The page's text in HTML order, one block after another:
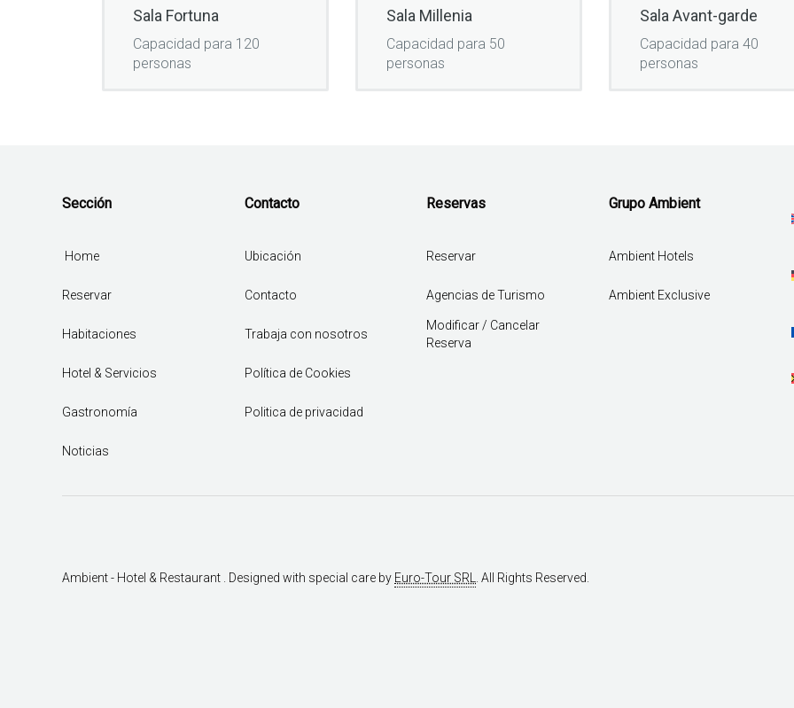
Sala Fortuna
Capacidad para 120
personas
Sala Millenia
Capacidad para 50
personas
Sala Avant-garde
Capacidad para 40
personas
Sección
Home
Reservar
Habitaciones
Hotel & Servicios
Gastronomía
Noticias
Contacto
Ubicación
Contacto
Trabaja con nosotros
Política de Cookies
Politica de privacidad
Reservas
Reservar
Agencias de Turismo
Modificar / Cancelar
Reserva
Grupo Ambient
Ambient Hotels
Ambient Exclusive
Ambient - Hotel & Restaurant . Designed with special care by Euro-Tour SRL . All Rights Reserved.